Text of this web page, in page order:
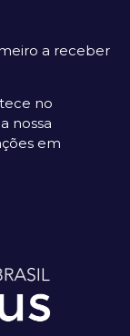
a receber
no
nossa
em